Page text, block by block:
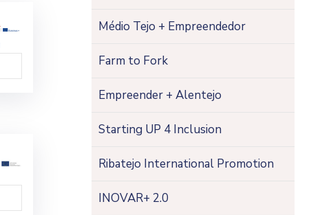
Médio Tejo + Empreendedor
Farm to Fork
Empreender + Alentejo
Starting UP 4 Inclusion
Ribatejo International Promotion
INOVAR+ 2.0